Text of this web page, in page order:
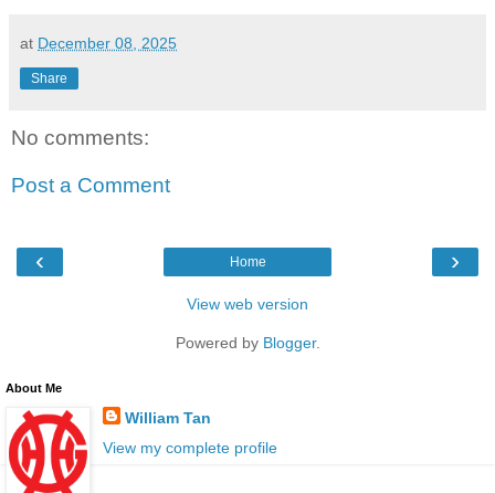
at December 08, 2025
Share
No comments:
Post a Comment
‹ ›
Home
View web version
Powered by Blogger.
About Me
William Tan
View my complete profile